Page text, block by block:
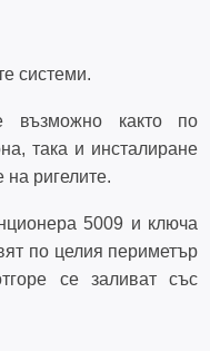
системи.
възможно както по
така и инсталиране
на ригелите.
5009 и ключа
по целия периметър
се заливат със